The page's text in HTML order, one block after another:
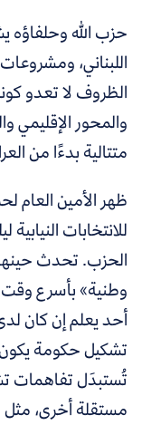
حزب الله وحلفاؤه
اللبناني،
والمحور الإقليمي
متتالية بدءًا من
ظهر الأمين العام
للانتخابات
الحزب. تحدث
وطنية» بأسرع وقت
أحد يعلم إن كان
تشكيل حكومة يكون
تُستبدَل تفاهمات
مستقلة أخرى،